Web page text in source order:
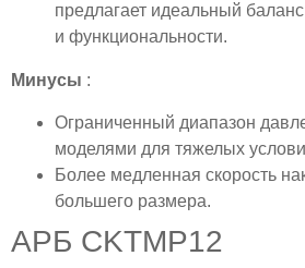
предлагает идеальный
и функциональности.
Минусы :
Ограниченный диапазон
моделями для тяжелых
Более медленная скорость
большего размера.
АРБ CKTMP12